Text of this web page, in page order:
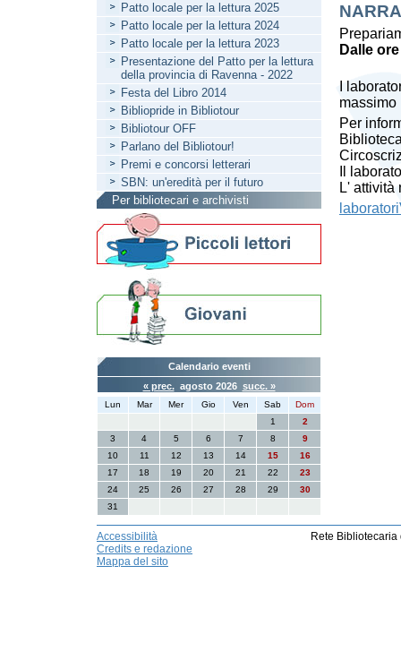
Dalle ore
I
massimo
Per
Il
L' attività
Patto locale per la lettura 2025
Patto locale per la lettura 2024
Patto locale per la lettura 2023
Presentazione del Patto per la lettura
della provincia di Ravenna - 2022
Festa del Libro 2014
Bibliopride in Bibliotour
Bibliotour OFF
Parlano del Bibliotour!
Premi e concorsi letterari
SBN: un'eredità per il futuro
Per bibliotecari e archivisti
Calendario eventi
« prec.agosto 2026 succ. »
Lun Mar Mer Gio Ven Sab
Dom
1
2
3
4 5 6 7 8
9
10
11 12 13 14 15
16
17
18 19 20 21 22
23
24
25 26 27 28 29
30
31
Accessibilità
Credits e redazione
Mappa del sito
Rete